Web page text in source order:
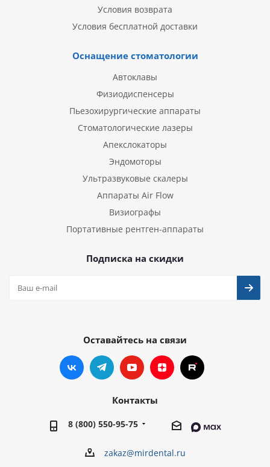
Условия возврата
Условия бесплатной доставки
Оснащение стоматологии
Автоклавы
Физиодиспенсеры
Пьезохирургические аппараты
Стоматологические лазеры
Апекслокаторы
Эндомоторы
Ультразвуковые скалеры
Аппараты Air Flow
Визиографы
Портативные рентген-аппараты
Подписка на скидки
Оставайтесь на связи
Контакты
8 (800) 550-95-75
zakaz@mirdental.ru